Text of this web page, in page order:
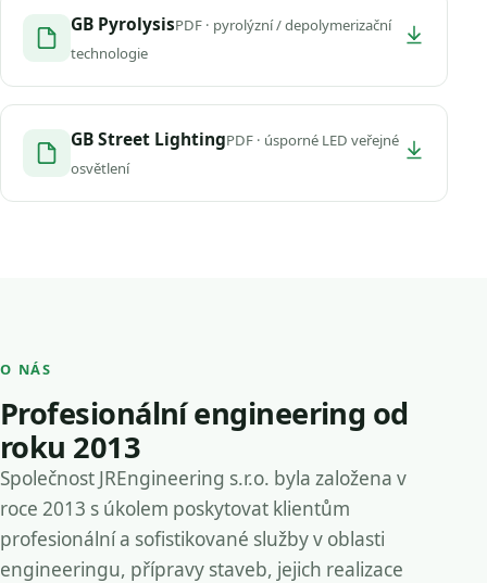
GB PyrolysisPDF · pyrolýzní / depolymerizační
technologie
GB Street LightingPDF · úsporné LED veřejné
osvětlení
O NÁS
Profesionální engineering od
roku 2013
Společnost JREngineering s.r.o. byla založena v
roce 2013 s úkolem poskytovat klientům
profesionální a sofistikované služby v oblasti
engineeringu, přípravy staveb, jejich realizace